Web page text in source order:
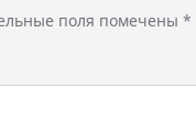
поля помечены *